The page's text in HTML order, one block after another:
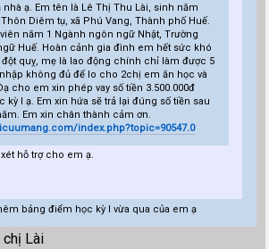
ạ. Em tên là Lê Thị Thu Lài, sinh năm
Thôn Diêm tụ, xã Phú Vang, Thành phố Huế.
năm 1 Ngành ngôn ngữ Nhật, Trường
Huế. Hoàn cảnh gia đình em hết sức khó
quỵ, mẹ là lao động chính chỉ làm được 5
không đủ để lo cho 2chị em ăn học và
cho em xin phép vay số tiền 3.500.000đ
kỳ I ạ. Em xin hứa sẽ trả lại đúng số tiền sau
Em xin chân thành cảm ơn.
index.php?topic=90547.0
hỗ trợ cho em ạ.
bảng điểm học kỳ I vừa qua của em ạ
chị Lài